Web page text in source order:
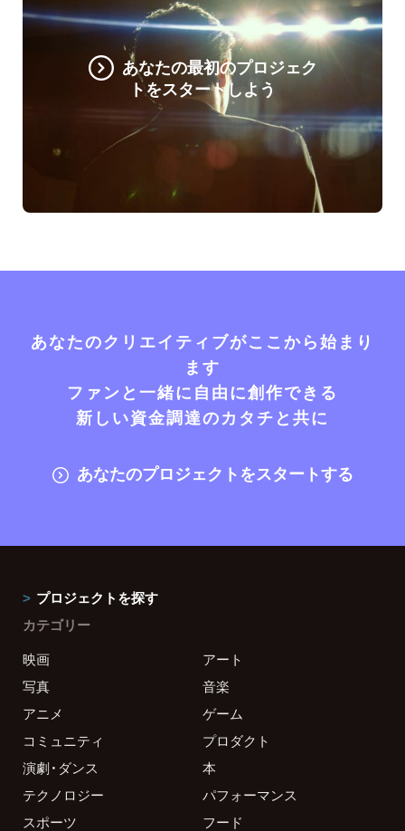
あなたの最初のプロジェク
トをスタートしよう
あなたのクリエイティブがここから始まり
ます
ファンと一緒に自由に創作できる
新しい資金調達のカタチと共に
あなたのプロジェクトをスタートする
プロジェクトを探す
カテゴリー
映画
アート
写真
音楽
アニメ
ゲーム
コミュニティ
プロダクト
演劇・ダンス
本
テクノロジー
パフォーマンス
スポーツ
フード